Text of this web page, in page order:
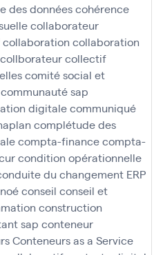
des donnéescohérence
collaborateur
collaboration collaboration
collborateurcollectif
comité social et
communauté sap
digitalecommuniqué
complétude des
compta-financecompta-
condition opérationnelle
du changement ERP
conseil conseil et
construction
sap conteneur
Conteneurs as a Service